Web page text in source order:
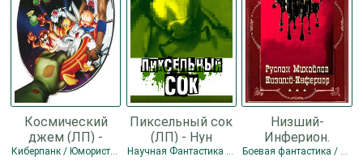
Космический
джем (ЛП) -
Хьюз ФрансинКиберпанк / Юмористическая фантастика
Пиксельный сок
(ЛП) - Нун
Джефф
Научная Фантастика / Киберпанк
Низший-
Инферион.
Компиляция. Боевая фантастика / Киберпанк